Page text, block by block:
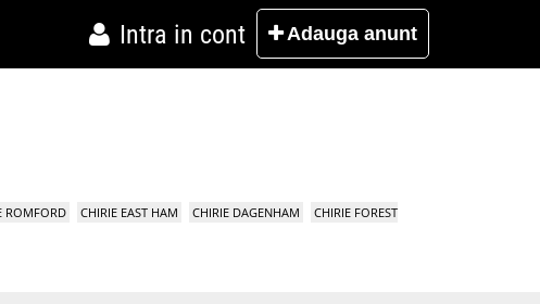
Intra in cont Adauga anunt
ROMFORD CHIRIE EAST HAM CHIRIE DAGENHAM
CHIRIE FOREST